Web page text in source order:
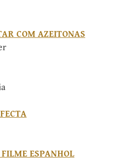
COM AZEITONAS
ESPANHOL